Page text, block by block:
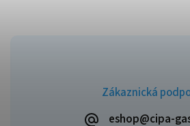
Zákaznická
eshop@cipa-